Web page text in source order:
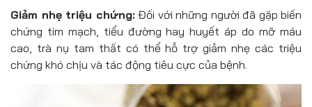
Giảm nhẹ triệu chứng:Đối với những người đã gặp biến
chứng tim mạch, tiểu đường hay huyết áp do mỡ máu
cao, trà nụ tam thất có thể hỗ trợ giảm nhẹ các triệu
chứng khó chịu và tác động tiêu cực của bệnh.